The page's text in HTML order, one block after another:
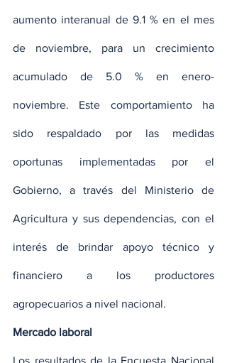
aumento interanual de 9.1 % en el mes
de noviembre, para un crecimiento
acumulado de 5.0 % en enero-
noviembre. Este comportamiento ha
sido respaldado por las medidas
oportunas implementadas por el
Gobierno, a través del Ministerio de
Agricultura y sus dependencias, con el
interés de brindar apoyo técnico y
financiero a los productores
agropecuarios a nivel nacional.
Mercado laboral
Los resultados de la Encuesta Nacional